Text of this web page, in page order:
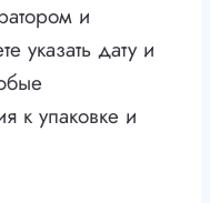
и
указать дату и
к упаковке и